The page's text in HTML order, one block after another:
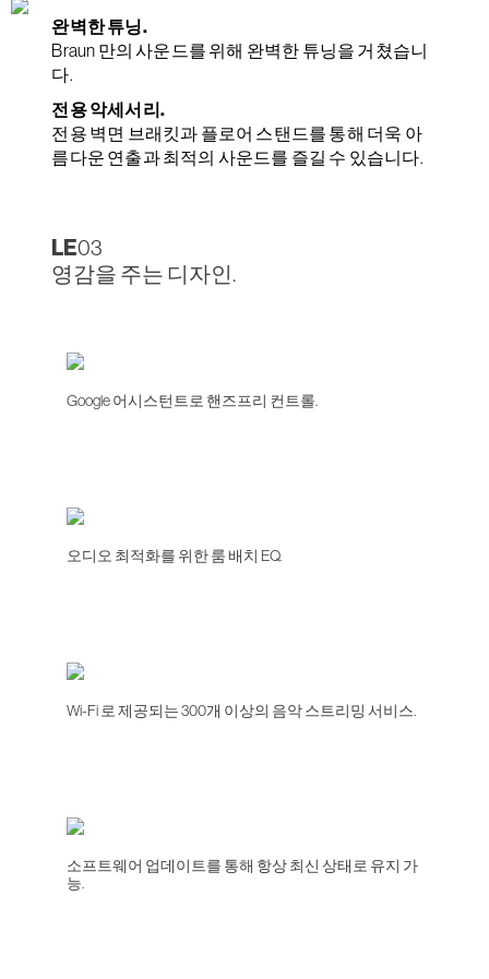
완벽한 튜닝.
Braun 만의 사운드를 위해 완벽한 튜닝을 거쳤습니
다.
전용 악세서리.
전용 벽면 브래킷과 플로어 스탠드를 통해 더욱 아
름다운 연출과 최적의 사운드를 즐길 수 있습니다.
LE03
영감을 주는 디자인.
Google 어시스턴트로 핸즈프리 컨트롤.
오디오 최적화를 위한 룸 배치 EQ.
Wi-Fi 로 제공되는 300개 이상의 음악 스트리밍 서비스.
소프트웨어 업데이트를 통해 항상 최신 상태로 유지 가
능.